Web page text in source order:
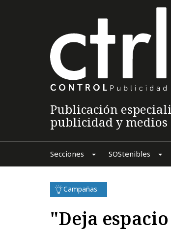
Publicación
publicidad y medios
Secciones SOStenibles
Campañas
"Deja